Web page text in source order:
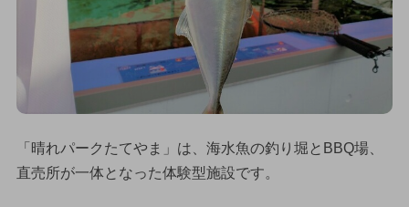
「晴れパークたてやま」は、海水魚の釣り堀とBBQ場、
直売所が一体となった体験型施設です。